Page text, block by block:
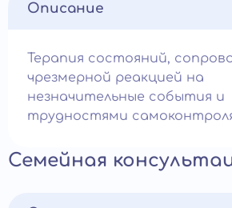
Описание
Терапия состояний,
чрезмерной реакцией на
незначительные события и
трудностями
Семейная